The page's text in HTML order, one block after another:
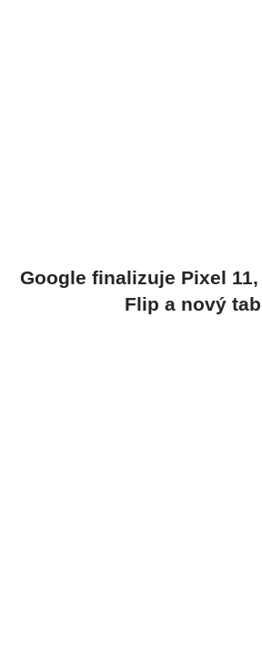
Google finalizuje Pixel
Flip a nový